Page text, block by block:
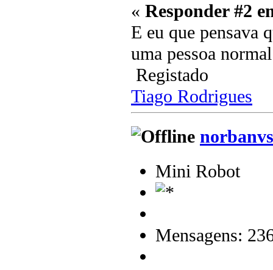
« Responder #2
E eu que pensava
uma pessoa
Registado
Tiago Rodrigues
norbanvs
Mini Robot
Mensagens: